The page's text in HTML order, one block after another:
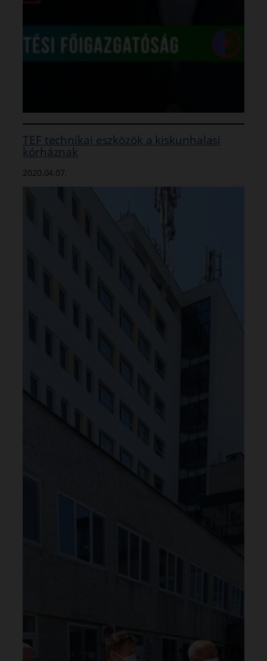
TEF technikai eszközök a kiskunhalasi
kórháznak
2020.04.07.